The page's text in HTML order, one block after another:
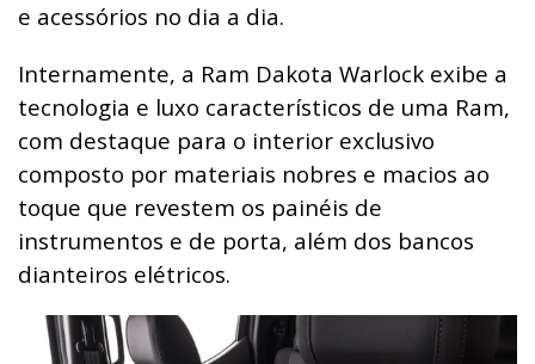
e acessórios no dia a dia.
Internamente, a Ram Dakota Warlock exibe a
tecnologia e luxo característicos de uma Ram,
com destaque para o interior exclusivo
composto por materiais nobres e macios ao
toque que revestem os painéis de
instrumentos e de porta, além dos bancos
dianteiros elétricos.